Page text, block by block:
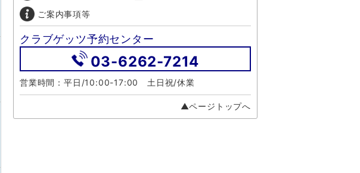
ご案内事項等
クラブゲッツ予約センター
03-6262-7214
営業時間：平日/10:00-17:00 土日祝/休業
▲ページトップへ